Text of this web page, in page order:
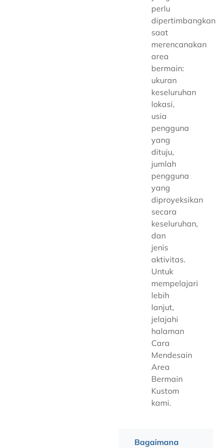
perlu
dipertimbangkan
saat
merencanakan
area
bermain:
ukuran
keseluruhan
lokasi,
usia
pengguna
yang
dituju,
jumlah
pengguna
yang
diproyeksikan
secara
keseluruhan,
dan
jenis
aktivitas.
Untuk
mempelajari
lebih
lanjut,
jelajahi
halaman
Cara
Mendesain
Area
Bermain
Kustom
kami.
Bagaimana